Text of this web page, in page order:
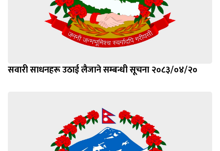
सवारी साधनहरू उठाई लैजाने सम्बन्धी सूचना २०८३/०४/२०